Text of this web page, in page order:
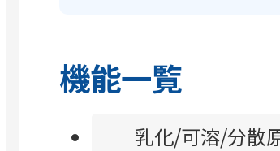
機能一覧
乳化/可溶/分散